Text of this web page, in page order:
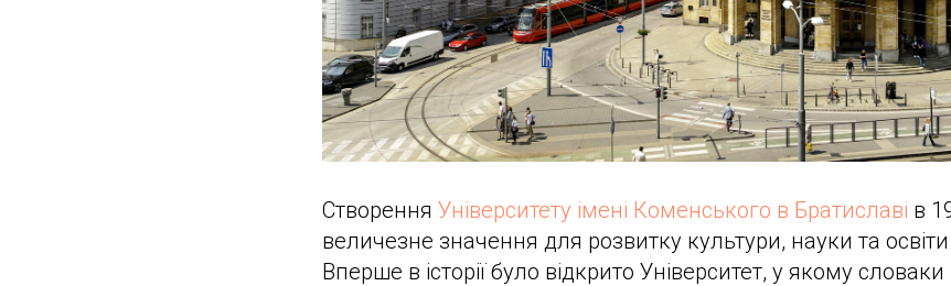
Створення Університету імені Коменського в Братиславі в
величезне значення для розвитку культури, науки та
Вперше в історії було відкрито Університет, у якому